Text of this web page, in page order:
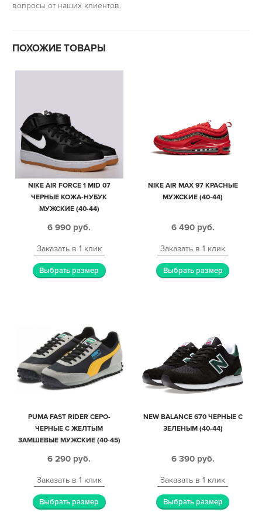
вопросы от наших клиентов.
ПОХОЖИЕ ТОВАРЫ
NIKE AIR FORCE 1 MID 07
ЧЕРНЫЕ КОЖА-НУБУК
МУЖСКИЕ (40-44)
6 990 руб.
Заказать в 1 клик
Выбрать размер
NIKE AIR MAX 97 КРАСНЫЕ
МУЖСКИЕ (40-44)
6 490 руб.
Заказать в 1 клик
Выбрать размер
PUMA FAST RIDER СЕРО-
ЧЕРНЫЕ С ЖЕЛТЫМ
ЗАМШЕВЫЕ МУЖСКИЕ (40-45)
6 290 руб.
Заказать в 1 клик
Выбрать размер
NEW BALANCE 670 ЧЕРНЫЕ С
ЗЕЛЕНЫМ (40-44)
6 390 руб.
Заказать в 1 клик
Выбрать размер